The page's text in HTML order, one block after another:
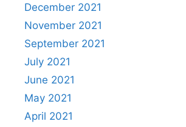
December 2021
November 2021
September 2021
July 2021
June 2021
May 2021
April 2021